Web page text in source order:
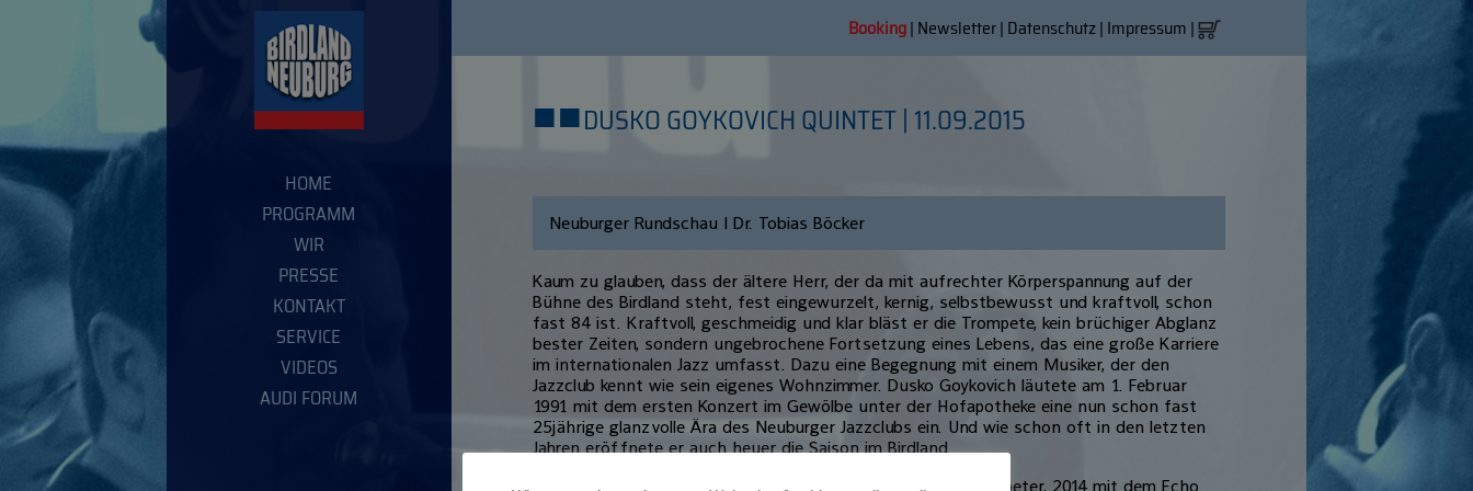
HOME
PROGRAMM
WIR
PRESSE
KONTAKT
SERVICE
VIDEOS
AUDI FORUM
Booking| Newsletter| Datenschutz| Impressum |
■■DUSKO GOYKOVICH QUINTET | 11.09.2015
Neuburger Rundschau | Dr. Tobias Böcker
Kaum zu glauben, dass der ältere Herr, der da mit aufrechter Körperspannung auf der
Bühne des Birdland steht, fest eingewurzelt, kernig, selbstbewusst und kraftvoll, schon
fast 84 ist. Kraftvoll, geschmeidig und klar bläst er die Trompete, kein brüchiger Abglanz
bester Zeiten, sondern ungebrochene Fortsetzung eines Lebens, das eine große Karriere
im internationalen Jazz umfasst. Dazu eine Begegnung mit einem Musiker, der den
Jazzclub kennt wie sein eigenes Wohnzimmer. Dusko Goykovich läutete am 1. Februar
1991 mit dem ersten Konzert im Gewölbe unter der Hofapotheke eine nun schon fast
25jährige glanzvolle Ära des Neuburger Jazzclubs ein. Und wie schon oft in den letzten
Jahren eröffnete er auch heuer die Saison im Birdland.
Der am 14. Oktober 1931 im bosnischen Jajce geborene Trompeter, 2014 mit dem Echo